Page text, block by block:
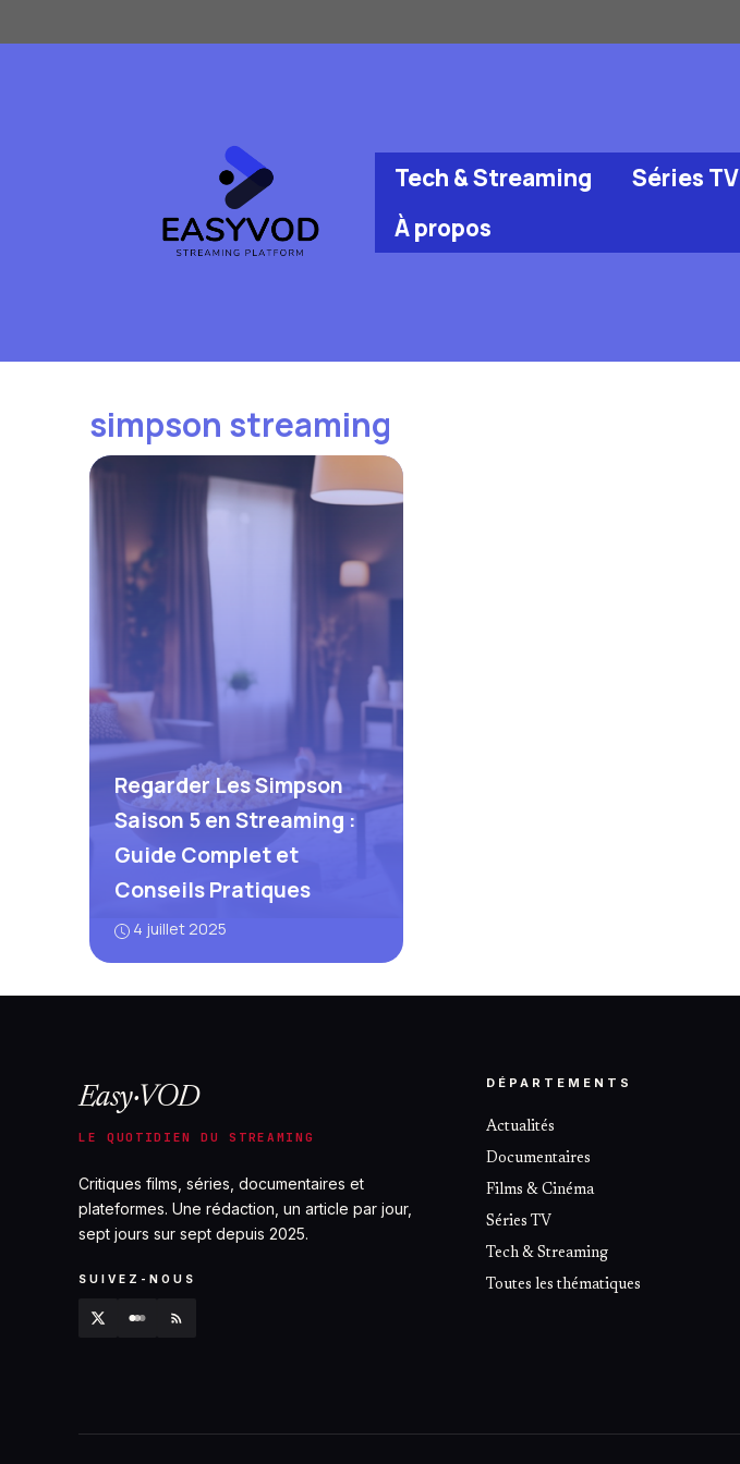
au
Tech & Streaming Séries TV
À propos
simpson streaming
Regarder Les Simpson
Saison 5 en Streaming :
Guide Complet et
Conseils Pratiques
4 juillet 2025
Easy·VOD
LE QUOTIDIEN DU STREAMING
Critiques films, séries, documentaires et
plateformes. Une rédaction, un article par jour,
sept jours sur sept depuis 2025.
SUIVEZ-NOUS
DÉPARTEMENTS
Actualités
Documentaires
Films & Cinéma
Séries TV
Tech & Streaming
Toutes les thématiques